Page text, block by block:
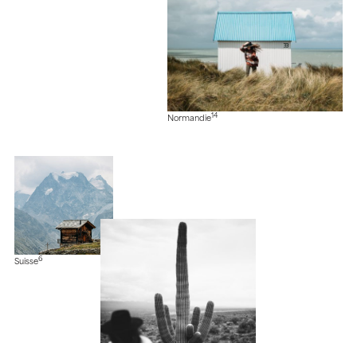
Normandie14
Suisse6